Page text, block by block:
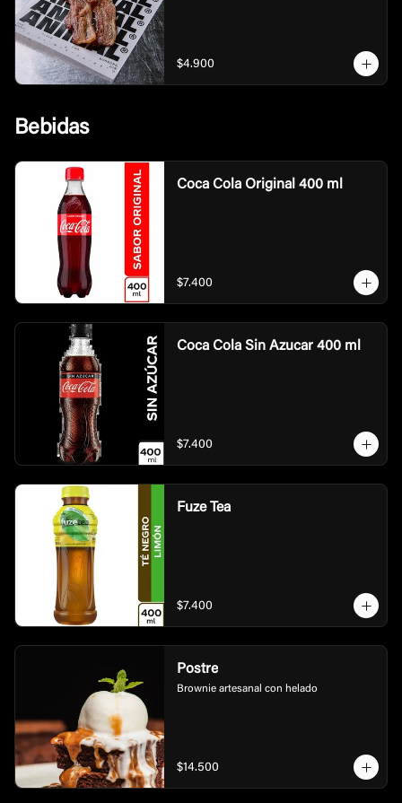
$4.900
Bebidas
Coca Cola Original 400 ml
$7.400
Coca Cola Sin Azucar 400 ml
$7.400
Fuze Tea
$7.400
Postre
Brownie artesanal con helado
$14.500